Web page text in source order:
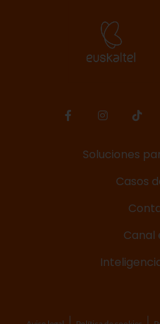
Soluciones
Casos
Canal